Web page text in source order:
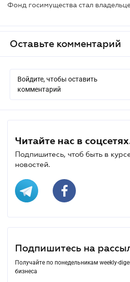
Оставьте комментарий
Войдите, чтобы оставить
комментарий
Читайте нас в
Подпишитесь, чтоб быть в
новостей.
Подпишитесь на
Получайте по понедельникам weekly-
бизнеса